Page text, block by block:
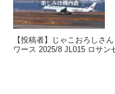
【投稿者】じゃこおろしさ
ワース 2025/8 JL015 ロサン